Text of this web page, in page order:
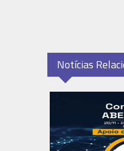
Notícias